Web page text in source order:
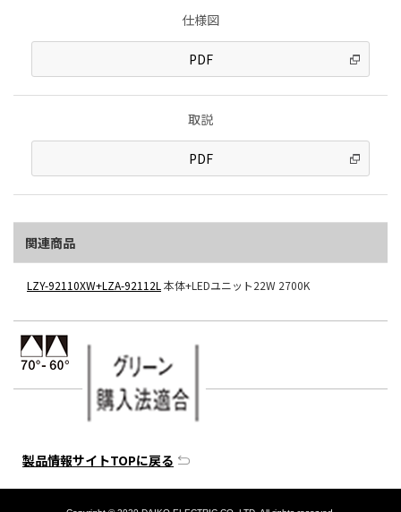
仕様図
PDF
取説
PDF
関連商品
LZY-92110XW+LZA-92112L 本体+LEDユニット22W 2700K
製品情報サイトTOPに戻る